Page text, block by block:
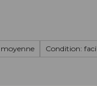
Condition: